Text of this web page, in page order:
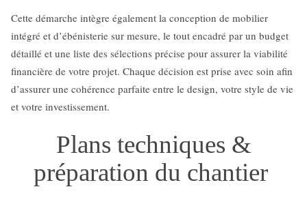
Cette démarche intègre également la conception de mobilier
intégré et d’ébénisterie sur mesure, le tout encadré par un budget
détaillé et une liste des sélections précise pour assurer la viabilité
financière de votre projet. Chaque décision est prise avec soin afin
d’assurer une cohérence parfaite entre le design, votre style de vie
et votre investissement.
Plans techniques &
préparation du chantier